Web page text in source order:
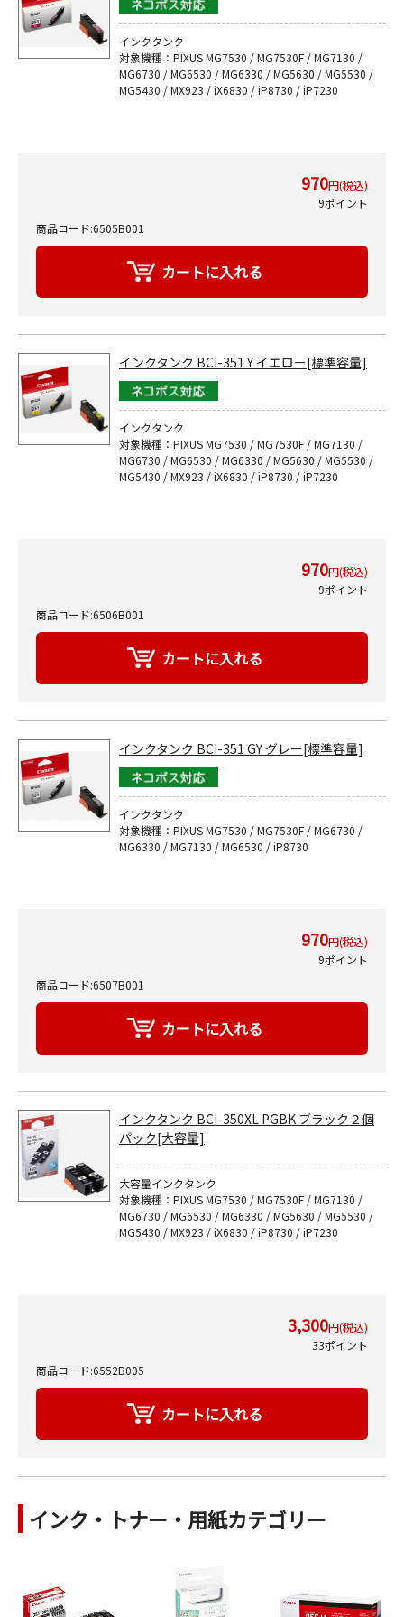
インクタンク
対象機種：PIXUS MG7530 / MG7530F / MG7130 /
MG6730 / MG6530 / MG6330 / MG5630 / MG5530 /
MG5430 / MX923 / iX6830 / iP8730 / iP7230
970円(税込)
9ポイント
商品コード:6505B001
インクタンク BCI-351 Y イエロー[標準容量]
インクタンク
対象機種：PIXUS MG7530 / MG7530F / MG7130 /
MG6730 / MG6530 / MG6330 / MG5630 / MG5530 /
MG5430 / MX923 / iX6830 / iP8730 / iP7230
970円(税込)
9ポイント
商品コード:6506B001
インクタンク BCI-351 GY グレー[標準容量]
インクタンク
対象機種：PIXUS MG7530 / MG7530F / MG6730 /
MG6330 / MG7130 / MG6530 / iP8730
970円(税込)
9ポイント
商品コード:6507B001
インクタンク BCI-350XL PGBK ブラック２個
パック[大容量]
大容量インクタンク
対象機種：PIXUS MG7530 / MG7530F / MG7130 /
MG6730 / MG6530 / MG6330 / MG5630 / MG5530 /
MG5430 / MX923 / iX6830 / iP8730 / iP7230
3,300円(税込)
33ポイント
商品コード:6552B005
インク・トナー・用紙カテゴリー